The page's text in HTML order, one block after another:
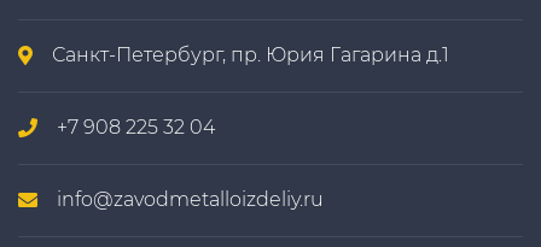
Санкт-Петербург, пр. Юрия Гагарина д.1
+7 908 225 32 04
info@zavodmetalloizdeliy.ru